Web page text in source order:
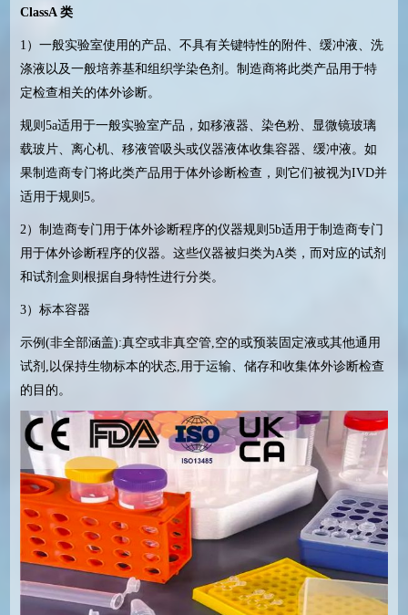
ClassA 类
1）一般实验室使用的产品、不具有关键特性的附件、缓冲液、洗
涤液以及一般培养基和组织学染色剂。制造商将此类产品用于特
定检查相关的体外诊断。
规则5a适用于一般实验室产品，如移液器、染色粉、显微镜玻璃
载玻片、离心机、移液管吸头或仪器液体收集容器、缓冲液。如
果制造商专门将此类产品用于体外诊断检查，则它们被视为IVD并
适用于规则5。
2）制造商专门用于体外诊断程序的仪器规则5b适用于制造商专门
用于体外诊断程序的仪器。这些仪器被归类为A类，而对应的试剂
和试剂盒则根据自身特性进行分类。
3）标本容器
示例(非全部涵盖):真空或非真空管,空的或预装固定液或其他通用
试剂,以保持生物标本的状态,用于运输、储存和收集体外诊断检查
的目的。